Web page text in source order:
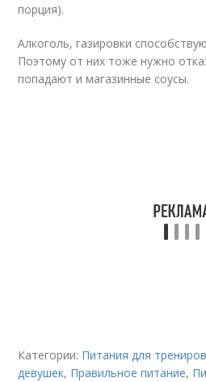
порция).
Алкоголь, газировки
Поэтому от них тоже нужно
попадают и магазинные соусы.
Категории: Питания для
девушек, Правильное питание,